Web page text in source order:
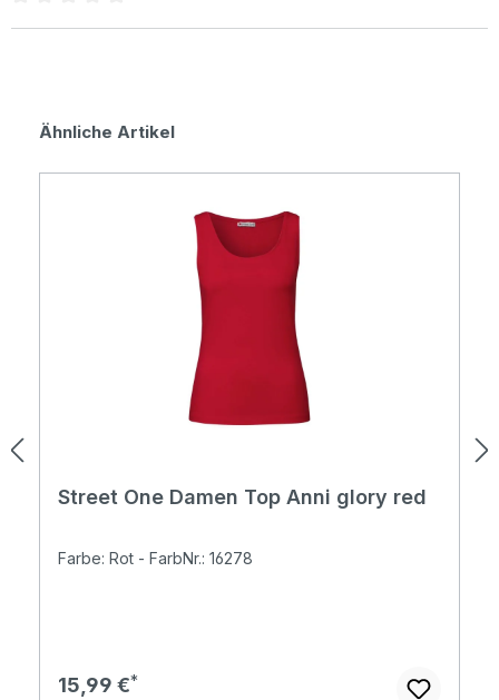
Produktgalerie überspringen
Ähnliche Artikel
Street One Damen Top Anni glory red
Farbe: Rot - FarbNr.: 16278
Regulärer Preis:
15,99 €